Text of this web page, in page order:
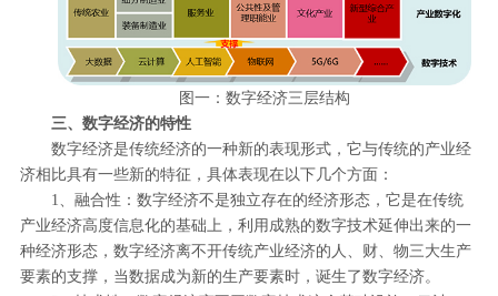
图一：数字经济三层结构
三、数字经济的特性
数字经济是传统经济的一种新的表现形式，它与传统的产业经
济相比具有一些新的特征，具体表现在以下几个方面：
1、融合性：数字经济不是独立存在的经济形态，它是在传统
产业经济高度信息化的基础上，利用成熟的数字技术延伸出来的一
种经济形态，数字经济离不开传统产业经济的人、财、物三大生产
要素的支撑，当数据成为新的生产要素时，诞生了数字经济。